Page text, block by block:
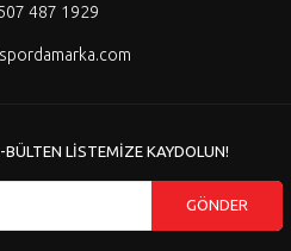
487 1929
LİSTEMİZE KAYDOLUN!
GÖNDER